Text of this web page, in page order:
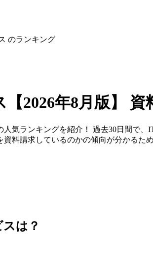
のランキング
【2026年8月版】 資
気ランキングを紹介！ 過去30日間で
料請求しているのかの傾向が分かるた
スは？